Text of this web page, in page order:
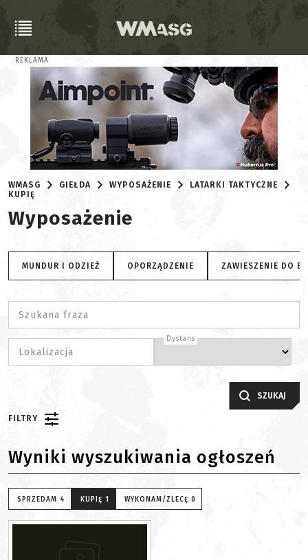
REKLAMA
WMASG GIEŁDA WYPOSAŻENIE
LATARKI TAKTYCZNE
KUPIĘ
Wyposażenie
MUNDUR I ODZIEŻ OPORZĄDZENIE ZAWIESZENIE DO
Szukana fraza
Lokalizacja
Dystans
SZUKAJ
FILTRY
Wyniki wyszukiwania ogłoszeń
SPRZEDAM 4 KUPIĘ 1 WYKONAM/ZLECĘ 0